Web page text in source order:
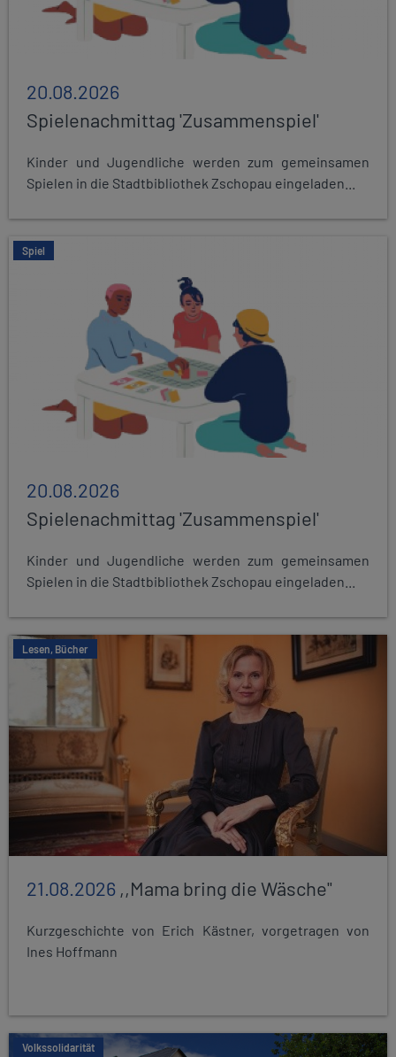
20.08.2026
Spielenachmittag 'Zusammenspiel'
Kinder und Jugendliche werden zum gemeinsamen
Spielen in die Stadtbibliothek Zschopau eingeladen...
Spiel
20.08.2026
Spielenachmittag 'Zusammenspiel'
Kinder und Jugendliche werden zum gemeinsamen
Spielen in die Stadtbibliothek Zschopau eingeladen...
Lesen, Bücher
21.08.2026 ,,Mama bring die Wäsche"
Kurzgeschichte von Erich Kästner, vorgetragen von
Ines Hoffmann
Volkssolidarität